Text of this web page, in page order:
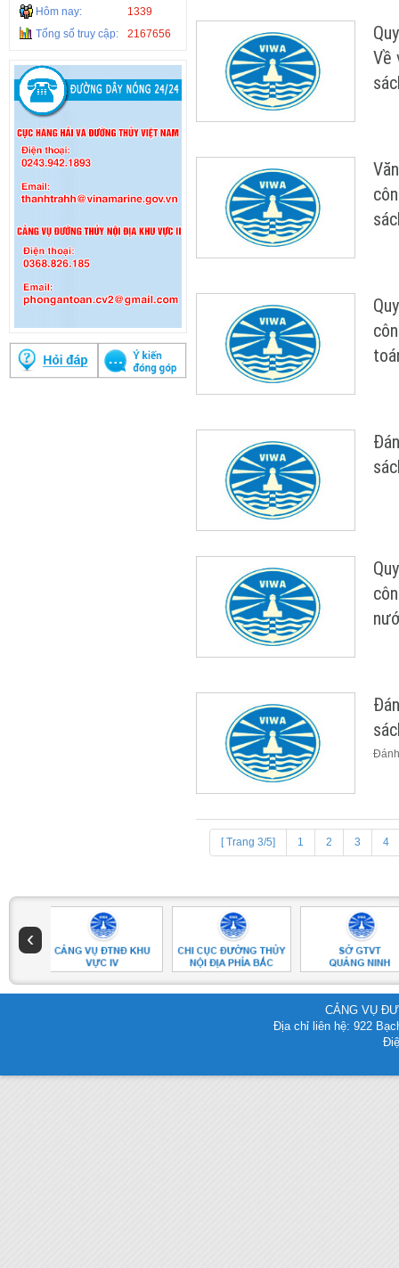
Hôm nay:
1339
Tổng số truy cập:
2167656
Về
[ Trang 3/5] 1 2 3 4
‹
CẢNG VỤ
Địa chỉ liên hệ: 922